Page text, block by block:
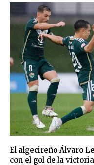
El algecireño Álvaro
con el gol de la